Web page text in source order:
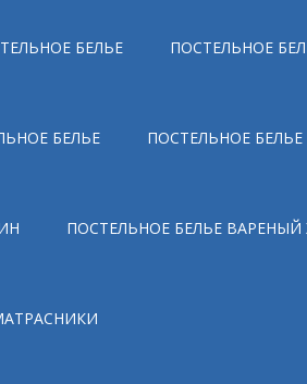
БЕЛЬЕ ПОСТЕЛЬНОЕ
БЕЛЬЕ ПОСТЕЛЬНОЕ БЕЛЬЕ
ПОСТЕЛЬНОЕ БЕЛЬЕ